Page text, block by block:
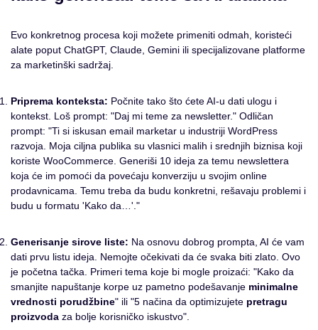
Evo konkretnog procesa koji možete primeniti odmah, koristeći
alate poput ChatGPT, Claude, Gemini ili specijalizovane platforme
za marketinški sadržaj.
Priprema konteksta: Počnite tako što ćete AI-u dati ulogu i
kontekst. Loš prompt: "Daj mi teme za newsletter." Odličan
prompt: "Ti si iskusan email marketar u industriji WordPress
razvoja. Moja ciljna publika su vlasnici malih i srednjih biznisa koji
koriste WooCommerce. Generiši 10 ideja za temu newslettera
koja će im pomoći da povećaju konverziju u svojim online
prodavnicama. Temu treba da budu konkretni, rešavaju problemi i
budu u formatu 'Kako da…'."
Generisanje sirove liste: Na osnovu dobrog prompta, AI će vam
dati prvu listu ideja. Nemojte očekivati da će svaka biti zlato. Ovo
je početna tačka. Primeri tema koje bi mogle proizaći: "Kako da
smanjite napuštanje korpe uz pametno podešavanje minimalne
vrednosti porudžbine" ili "5 načina da optimizujete pretragu
proizvoda za bolje korisničko iskustvo".